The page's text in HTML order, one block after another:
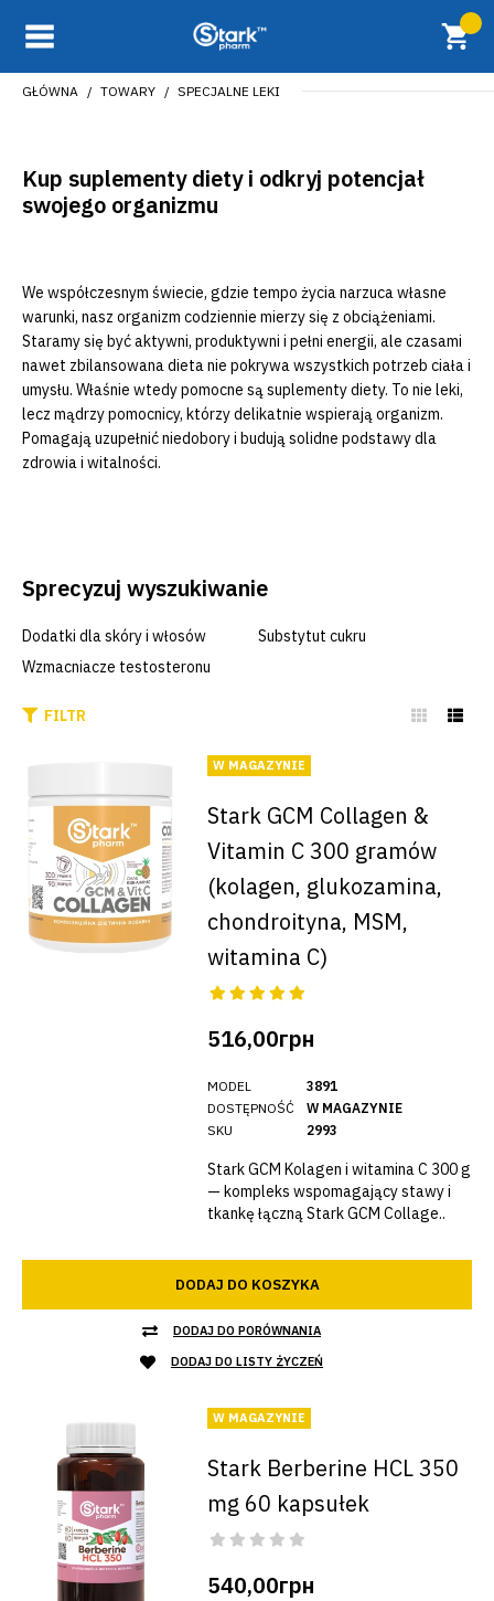
GŁÓWNA TOWARY SPECJALNE LEKI
Kup suplementy diety i odkryj potencjał
swojego organizmu
We współczesnym świecie, gdzie tempo życia narzuca własne
warunki, nasz organizm codziennie mierzy się z obciążeniami.
Staramy się być aktywni, produktywni i pełni energii, ale czasami
nawet zbilansowana dieta nie pokrywa wszystkich potrzeb ciała i
umysłu. Właśnie wtedy pomocne są suplementy diety. To nie leki,
lecz mądrzy pomocnicy, którzy delikatnie wspierają organizm.
Pomagają uzupełnić niedobory i budują solidne podstawy dla
zdrowia i witalności.
Sprecyzuj wyszukiwanie
Dodatki dla skóry i włosów
Substytut cukru
Wzmacniacze testosteronu
FILTR
W MAGAZYNIE
Stark GCM Collagen &
Vitamin C 300 gramów
(kolagen, glukozamina,
chondroityna, MSM,
witamina C)
516,00грн
MODEL
DOSTĘPNOŚĆ
SKU
3891
W MAGAZYNIE
2993
Stark GCM Kolagen i witamina C 300 g
— kompleks wspomagający stawy i
tkankę łączną Stark GCM Collage..
DODAJ DO KOSZYKA
DODAJ DO PORÓWNANIA
DODAJ DO LISTY ŻYCZEŃ
W MAGAZYNIE
Stark Berberine HCL 350
mg 60 kapsułek
540,00грн